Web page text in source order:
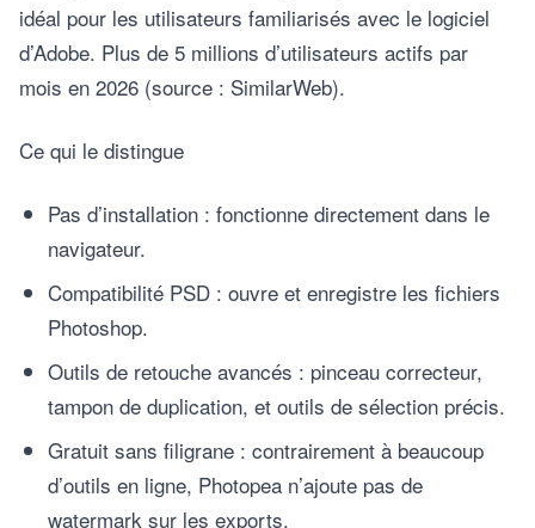
idéal pour les utilisateurs familiarisés avec le logiciel
d’Adobe. Plus de 5 millions d’utilisateurs actifs par
mois en 2026 (source : SimilarWeb).
Ce qui le distingue
Pas d’installation : fonctionne directement dans le
navigateur.
Compatibilité PSD : ouvre et enregistre les fichiers
Photoshop.
Outils de retouche avancés : pinceau correcteur,
tampon de duplication, et outils de sélection précis.
Gratuit sans filigrane : contrairement à beaucoup
d’outils en ligne, Photopea n’ajoute pas de
watermark sur les exports.